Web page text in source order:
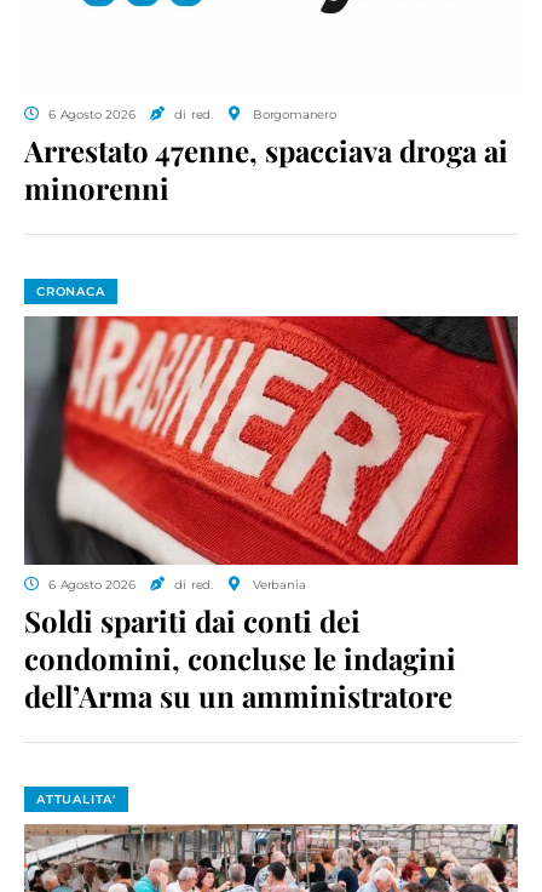
6 Agosto 2026 di red. Borgomanero
Arrestato 47enne, spacciava droga ai
minorenni
CRONACA
6 Agosto 2026 di red. Verbania
Soldi spariti dai conti dei
condomini, concluse le indagini
dell’Arma su un amministratore
ATTUALITA'